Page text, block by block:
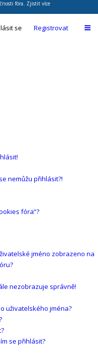
fóra. Zjistit více
se Registrovat
nemůžu přihlásit?!
fóra“?
jméno zobrazeno na
nezobrazuje správně!
uživatelského jména?
se přihlásit?